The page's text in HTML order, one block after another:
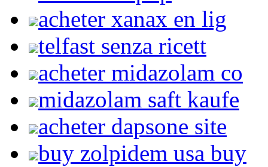
acheter xanax en lig
telfast senza ricett
acheter midazolam co
midazolam saft kaufe
acheter dapsone site
buy zolpidem usa buy